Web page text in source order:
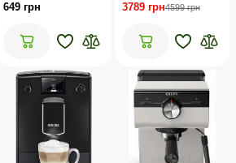
649 грн 3789 грн4599 грн